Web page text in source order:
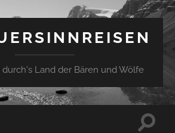
Land der Bären und Wölfe